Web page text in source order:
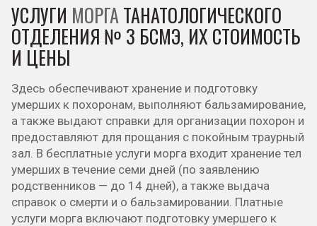
УСЛУГИ МОРГА ТАНАТОЛОГИЧЕСКОГО
ОТДЕЛЕНИЯ № 3 БСМЭ, ИХ СТОИМОСТЬ
И ЦЕНЫ
Здесь обеспечивают хранение и подготовку
умерших к похоронам, выполняют бальзамирование,
а также выдают справки для организации похорон и
предоставляют для прощания с покойным траурный
зал. В бесплатные услуги морга входит хранение тел
умерших в течение семи дней (по заявлению
родственников — до 14 дней), а также выдача
справок о смерти и о бальзамировании. Платные
услуги морга включают подготовку умершего к